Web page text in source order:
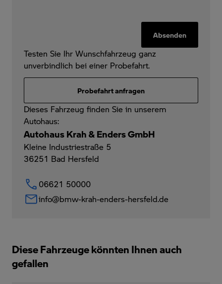
Absenden
Testen Sie Ihr Wunschfahrzeug ganz
unverbindlich bei einer Probefahrt.
Probefahrt anfragen
Dieses Fahrzeug finden Sie in unserem
Autohaus:
Autohaus Krah & Enders GmbH
Kleine Industriestraße 5
36251 Bad Hersfeld
06621 50000
info@bmw-krah-enders-hersfeld.de
Diese Fahrzeuge könnten Ihnen auch
gefallen